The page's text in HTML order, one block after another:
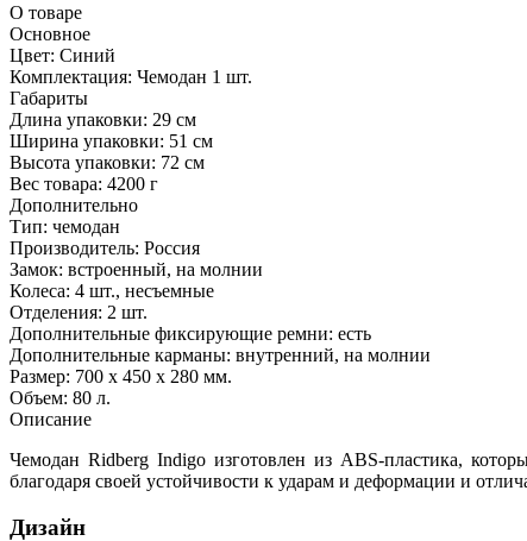
О товаре
Основное
Цвет: Синий
Комплектация: Чемодан 1 шт.
Габариты
Длина упаковки: 29 см
Ширина упаковки: 51 см
Высота упаковки: 72 см
Вес товара: 4200 г
Дополнительно
Тип: чемодан
Производитель: Россия
Замок: встроенный, на молнии
Колеса: 4 шт., несъемные
Отделения: 2 шт.
Дополнительные фиксирующие ремни: есть
Дополнительные карманы: внутренний, на молнии
Размер: 700 x 450 x 280 мм.
Объем: 80 л.
Описание
Чемодан Ridberg Indigo изготовлен из ABS-пластика,
благодаря своей устойчивости к ударам и деформации и
Дизайн